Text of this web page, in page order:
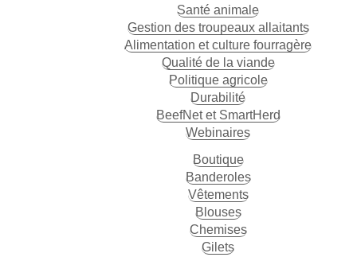
Santé animale
Gestion des troupeaux allaitants
Alimentation et culture fourragère
Qualité de la viande
Politique agricole
Durabilité
BeefNet et SmartHerd
Webinaires
Boutique
Banderoles
Vêtements
Blouses
Chemises
Gilets